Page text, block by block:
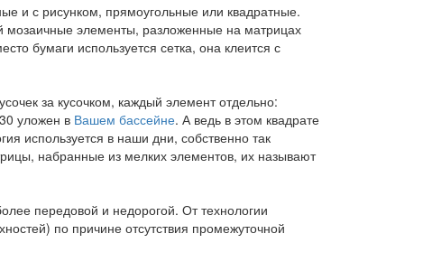
и с рисунком, прямоугольные или квадратные.
мозаичные элементы, разложенные на матрицах
бумаги используется сетка, она клеится с
за кусочком, каждый элемент отдельно:
уложен в Вашем бассейне. А ведь в этом квадрате
используется в наши дни, собственно так
набранные из мелких элементов, их называют
передовой и недорогой. От технологии
по причине отсутствия промежуточной